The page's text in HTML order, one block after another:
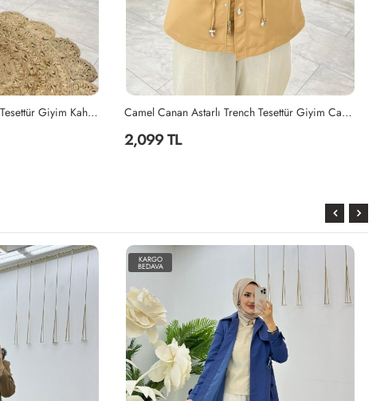
Camel Canan Astarlı Trench Tesettür Giyim Camel İndigo Premıum Astarlı Pelerinli Trench Tesettür Giyim İndigo
2,099 TL
KARGO
BEDAVA